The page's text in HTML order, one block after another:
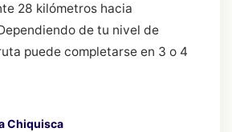
28 kilómetros hacia
de tu nivel de
puede completarse en 3 o 4
Chiquisca